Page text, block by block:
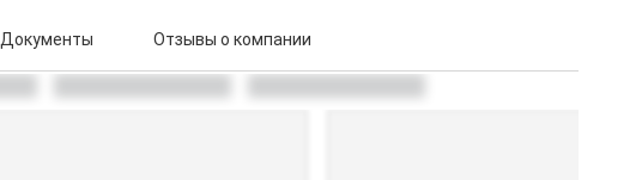
Документы Отзывы о компании